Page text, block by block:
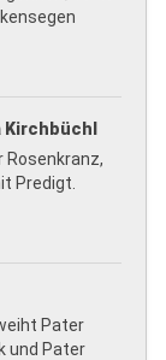
Rosenkranz,
Predigt.
Pater
und Pater